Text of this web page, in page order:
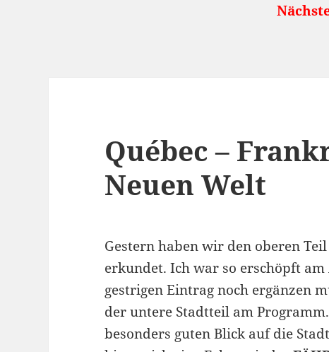
Nächste öffentliche
Québec –
Neuen Welt
Gestern haben wir den oberen
erkundet. Ich war so erschöpft am
gestrigen Eintrag noch ergänzen
der untere Stadtteil am
besonders guten Blick auf die